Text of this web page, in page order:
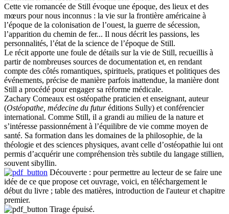
Cette vie romancée de Still évoque une époque, des lieux et des
mœurs pour nous inconnus : la vie sur la frontière américaine à
l’époque de la colonisation de l’ouest, la guerre de sécession,
l’apparition du chemin de fer... Il nous décrit les passions, les
personnalités, l’état de la science de l’époque de Still.
Le récit apporte une foule de détails sur la vie de Still, recueillis à
partir de nombreuses sources de documentation et, en rendant
compte des côtés romantiques, spirituels, pratiques et politiques des
événements, précise de manière parfois inattendue, la manière dont
Still a procédé pour engager sa réforme médicale.
Zachary Comeaux est ostéopathe praticien et enseignant, auteur
(Ostéopathe, médecine du futuréditions Sully) et conférencier
international. Comme Still, il a grandi au milieu de la nature et
s’intéresse passionnément à l’équilibre de vie comme moyen de
santé. Sa formation dans les domaines de la philosophie, de la
théologie et des sciences physiques, avant celle d’ostéopathie lui ont
permis d’acquérir une compréhension très subtile du langage stillien,
souvent sibyllin.
Découverte : pour permettre au lecteur de se faire une
idée de ce que propose cet ouvrage, voici, en téléchargement le
début du livre ; table des matières, introduction de l'auteur et chapitre
premier.
Tirage épuisé.